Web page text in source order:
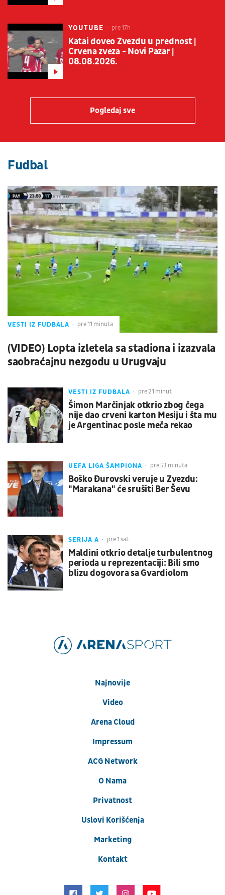
YOUTUBE pre 17h
Katai doveo Zvezdu u prednost |
Crvena zveza - Novi Pazar |
08.08.2026.
Pogledaj sve
Fudbal
VESTI IZ FUDBALA pre 11 minuta
(VIDEO) Lopta izletela sa stadiona i izazvala
saobraćajnu nezgodu u Urugvaju
VESTI IZ FUDBALA pre 21 minut
Šimon Marčinjak otkrio zbog čega
nije dao crveni karton Mesiju i šta mu
je Argentinac posle meča rekao
UEFA LIGA ŠAMPIONA pre 53 minuta
Boško Đurovski veruje u Zvezdu:
"Marakana" će srušiti Ber Ševu
SERIJA A pre 1 sat
Maldini otkrio detalje turbulentnog
perioda u reprezentaciji: Bili smo
blizu dogovora sa Gvardiolom
Najnovije
Video
Arena Cloud
Impressum
ACG Network
O Nama
Privatnost
Uslovi Korišćenja
Marketing
Kontakt